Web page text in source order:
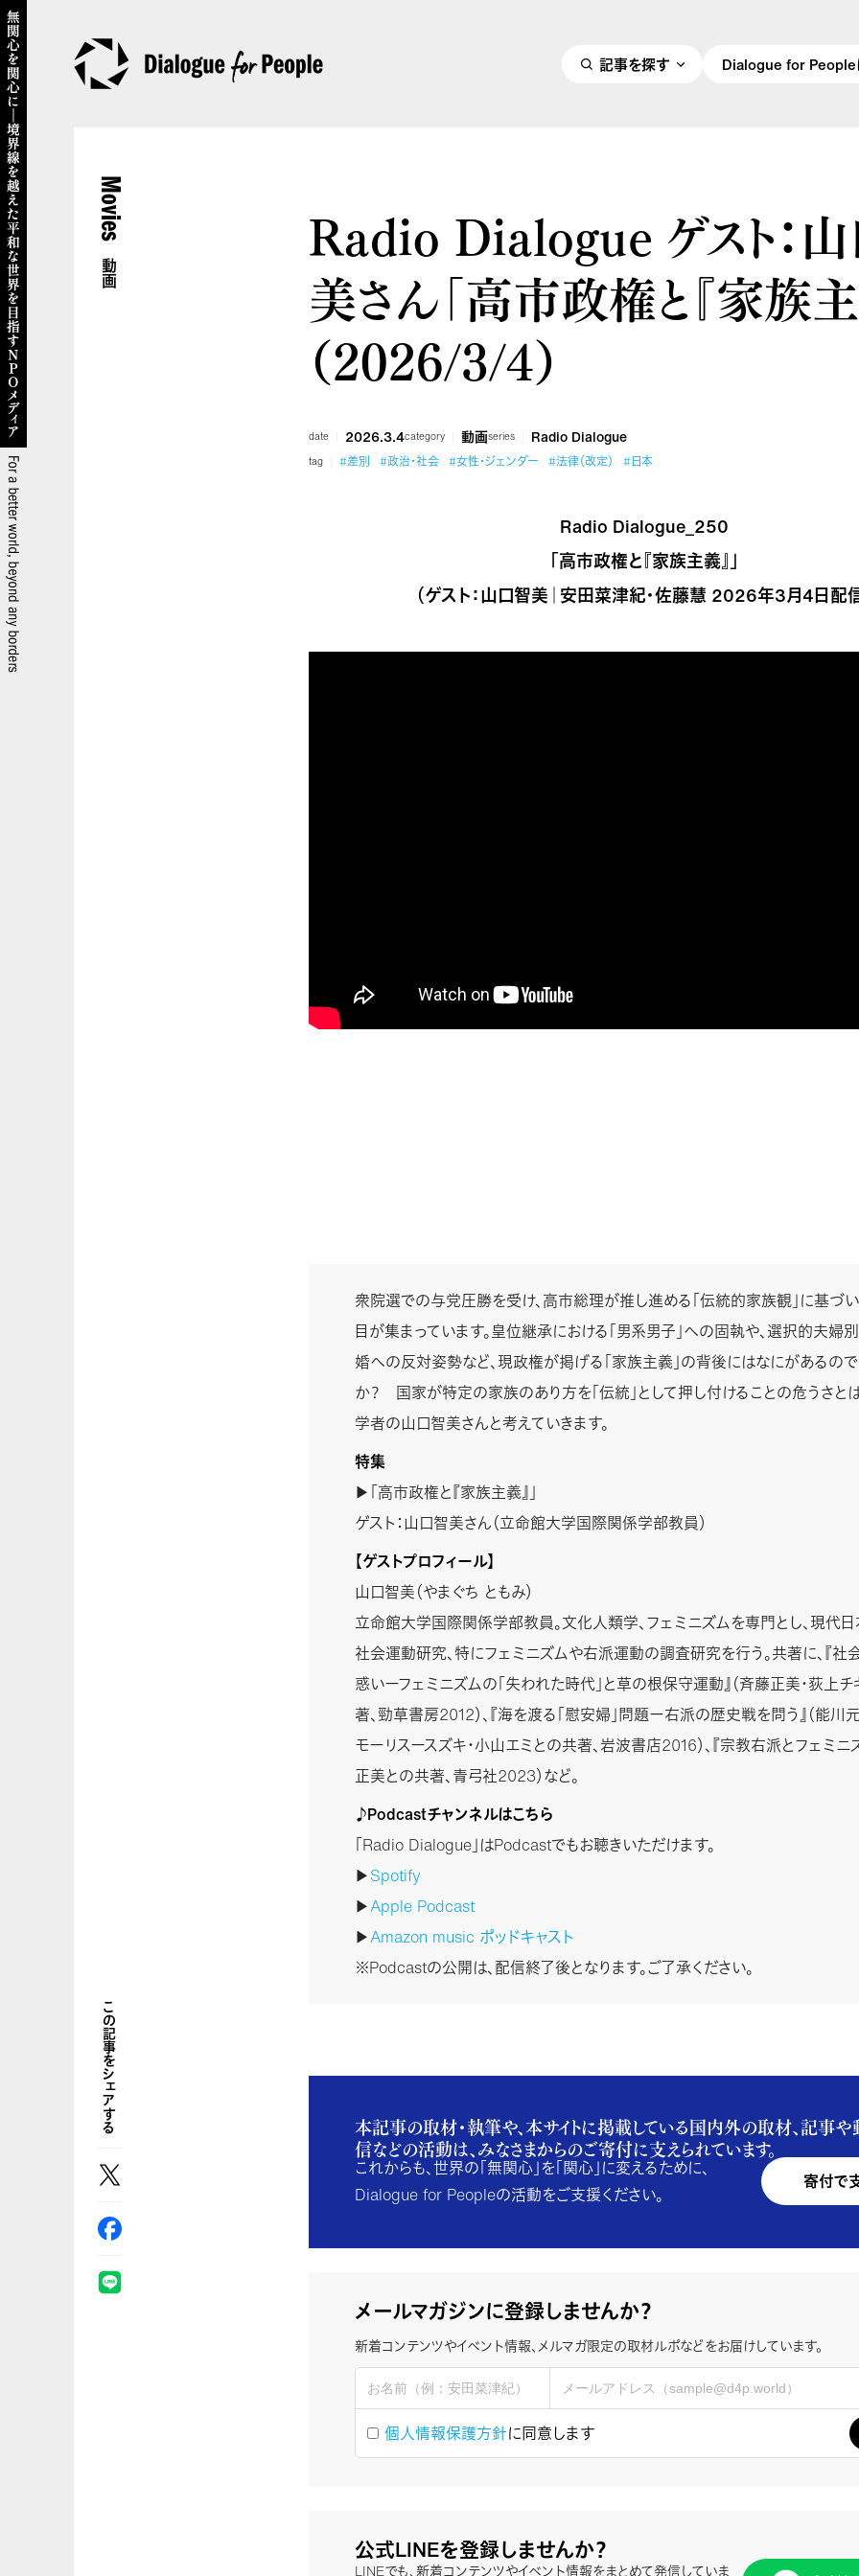
記事を探す Dialogue for People
Movies
動画 Radio Dialogue ゲスト：
美さん「高市政権と『家族主
（2026/3/4）
date 2026.3.4category 動画series Radio Dialogue
tag #差別 #政治・社会 #女性・ジェンダー #法律（改定） #日本
Radio Dialogue_250
「高市政権と『家族主義』」
（ゲスト：山口智美｜安田菜津紀・佐藤慧 2026年3月4日配
衆院選での与党圧勝を受け、高市総理が推し進める「伝統的家族観」に基づ
目が集まっています。皇位継承における「男系男子」への固執や、選択的夫婦
婚への反対姿勢など、現政権が掲げる「家族主義」の背後にはなにがあるの
か？ 国家が特定の家族のあり方を「伝統」として押し付けることの危うさと
学者の山口智美さんと考えていきます。
特集
▶「高市政権と『家族主義』」
ゲスト：山口智美さん（立命館大学国際関係学部教員）
【ゲストプロフィール】
山口智美（やまぐち ともみ）
立命館大学国際関係学部教員。文化人類学、フェミニズムを専門とし、現代
社会運動研究、特にフェミニズムや右派運動の調査研究を行う。共著に、『社
惑いーフェミニズムの「失われた時代」と草の根保守運動』（斉藤正美・荻上
著、勁草書房2012）、『海を渡る「慰安婦」問題ー右派の歴史戦を問う』（能川
モーリスースズキ・小山エミとの共著、岩波書店2016）、『宗教右派とフェミニ
正美との共著、青弓社2023）など。
♪Podcastチャンネルはこちら
「Radio Dialogue」はPodcastでもお聴きいただけます。
▶Spotify
▶Apple Podcast
▶Amazon music ポッドキャスト
※Podcastの公開は、配信終了後となります。ご了承ください。
本記事の取材・執筆や、本サイトに掲載している国内外の取材、記事
信などの活動は、みなさまからのご寄付に支えられています。
これからも、世界の「無関心」を「関心」に変えるために、
Dialogue for Peopleの活動をご支援ください。
寄付で
メールマガジンに登録しませんか？
新着コンテンツやイベント情報、メルマガ限定の取材ルポなどをお届けしています。
個人情報保護方針に同意します
公式LINEを登録しませんか？
LINEでも、新着コンテンツやイベント情報をまとめて発信していま
この記事をシェアする